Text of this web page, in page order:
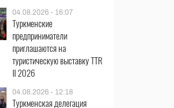
04.08.2026 - 16:07
Туркменские
предприниматели
приглашаются на
туристическую выставку TTR
II 2026
04.08.2026 - 12:18
Туркменская делегация